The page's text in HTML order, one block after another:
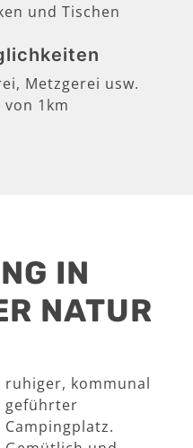
und Tischen
Metzgerei usw.
1km
IN
NATUR